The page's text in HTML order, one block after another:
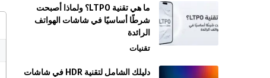
ما هي تقنية LTPO؟ ولماذا أصبحت
شرطًا أساسيًا في شاشات الهواتف
الرائدة
تقنيات
دليلك الشامل لتقنية HDR في شاشات